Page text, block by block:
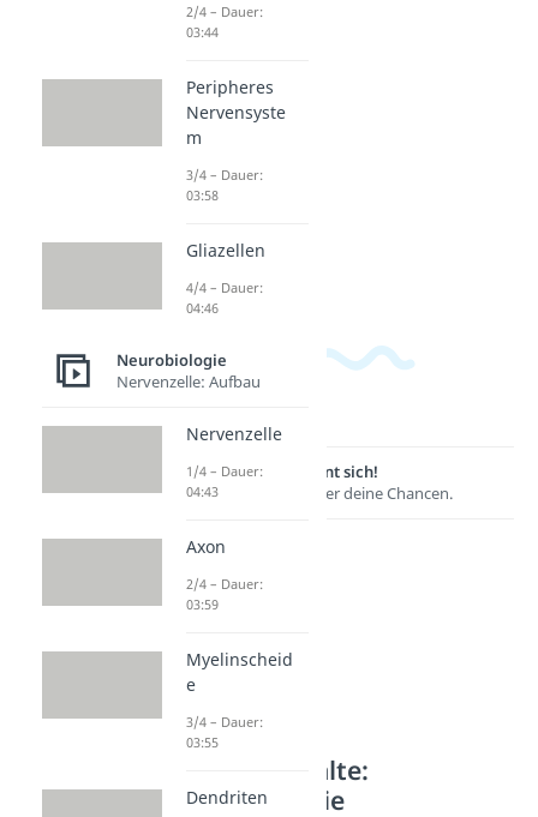
Lernen lohnt sich!
Entdecke hier deine Chancen.
Weitere Inhalte:
Neurobiologie
2/4 – Dauer:
03:44
Peripheres
Nervensyste
m
3/4 – Dauer:
03:58
Gliazellen
4/4 – Dauer:
04:46
Neurobiologie
Nervenzelle: Aufbau
Nervenzelle
1/4 – Dauer:
04:43
Axon
2/4 – Dauer:
03:59
Myelinscheid
e
3/4 – Dauer:
03:55
Dendriten